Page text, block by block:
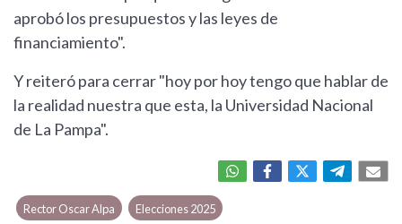
aprobó los presupuestos y las leyes de
financiamiento".
Y reiteró para cerrar "hoy por hoy tengo que hablar de
la realidad nuestra que esta, la Universidad Nacional
de La Pampa".
Rector Oscar Alpa Elecciones 2025